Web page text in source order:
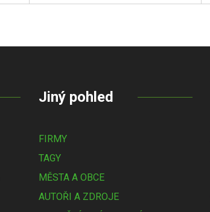
Jiný pohled
FIRMY
TAGY
MĚSTA A OBCE
AUTOŘI A ZDROJE